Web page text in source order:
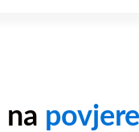
na